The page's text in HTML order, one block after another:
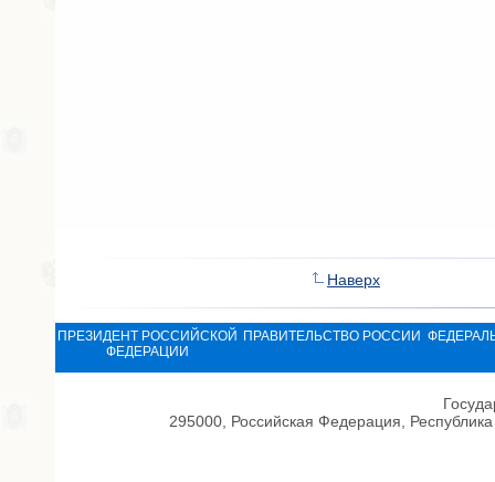
Наверх
ПРЕЗИДЕНТ РОССИЙСКОЙ
ФЕДЕРАЦИИ
ПРАВИТЕЛЬСТВО РОССИИ
295000, Российская Федерация,